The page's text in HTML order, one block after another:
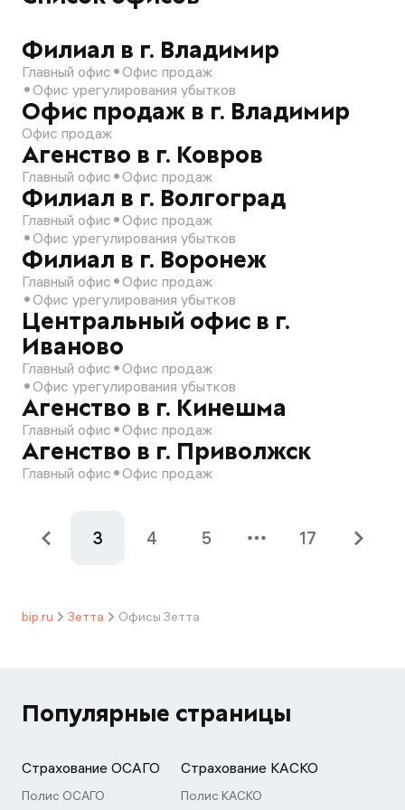
Филиал в г. Владимир
Главный офис
Офис продаж
Офис урегулирования убытков
Офис продаж в г. Владимир
Офис продаж
Агенство в г. Ковров
Главный офис Офис продаж
Филиал в г. Волгоград
Главный офис
Офис продаж
Офис урегулирования убытков
Филиал в г. Воронеж
Главный офис
Офис продаж
Офис урегулирования убытков
Центральный офис в г.
Иваново
Главный офис
Офис продаж
Офис урегулирования убытков
Агенство в г. Кинешма
Главный офис Офис продаж
Агенство в г. Приволжск
Главный офис Офис продаж
3 4 5 17
bip.ru Зетта Офисы Зетта
Популярные страницы
Страхование ОСАГО
Полис ОСАГО
Страхование КАСКО
Полис КАСКО